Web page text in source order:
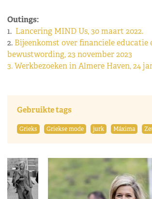
Outings:
1. Lancering MIND Us, 30 maart 2022.
2. Bijeenkomst over financiele educatie
bewustwording, 23 november 2023
3. Werkbezoeken in Almere Haven, 24
Gebruikte tags
Grieks Griekse mode jurk Máxima